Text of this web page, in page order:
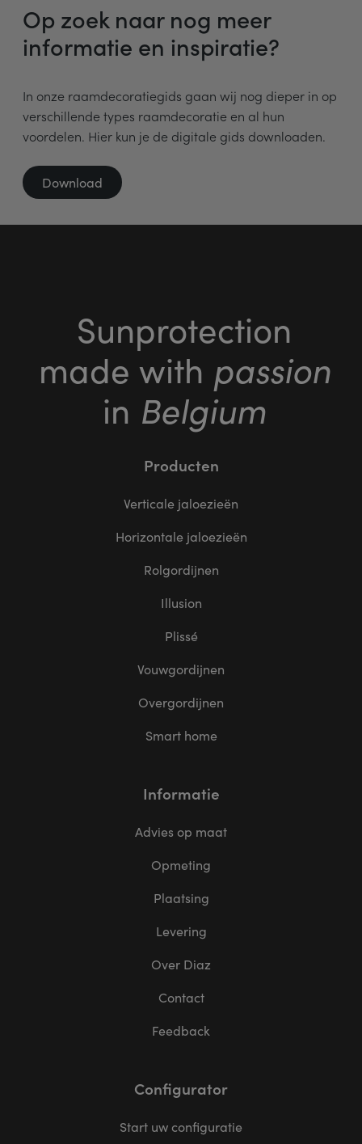
Op zoek naar nog meer
informatie en inspiratie?
In onze raamdecoratiegids gaan wij nog dieper in op
verschillende types raamdecoratie en al hun
voordelen. Hier kun je de digitale gids downloaden.
Download
Sunprotection
made with passion
in Belgium
Producten
Verticale jaloezieën
Horizontale jaloezieën
Rolgordijnen
Illusion
Plissé
Vouwgordijnen
Overgordijnen
Smart home
Informatie
Advies op maat
Opmeting
Plaatsing
Levering
Over Diaz
Contact
Feedback
Configurator
Start uw configuratie